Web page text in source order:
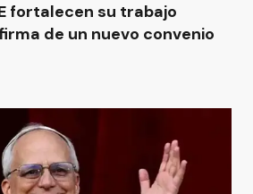
fortalecen su trabajo
de un nuevo convenio